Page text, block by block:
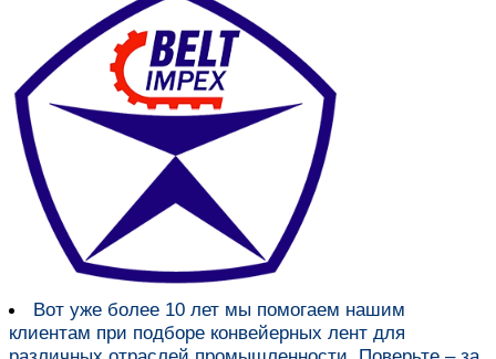
Вот уже более 10 лет мы помогаем нашим
клиентам при подборе конвейерных лент для